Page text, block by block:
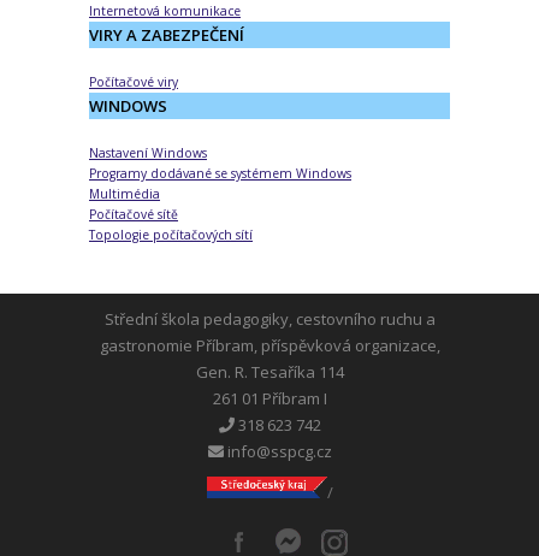
Internetová komunikace
VIRY A ZABEZPEČENÍ
Počítačové viry
WINDOWS
Nastavení Windows
Programy dodávané se systémem Windows
Multimédia
Počítačové sítě
Topologie počítačových sítí
Střední škola pedagogiky, cestovního ruchu a
gastronomie Příbram, příspěvková organizace,
Gen. R. Tesaříka 114
261 01 Příbram I
318 623 742
info@sspcg.cz
/